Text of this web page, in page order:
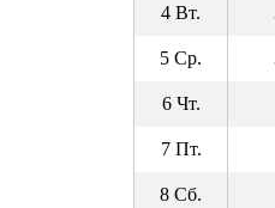
4 Вт.
5 Ср.
6 Чт.
7 Пт.
8 Сб.